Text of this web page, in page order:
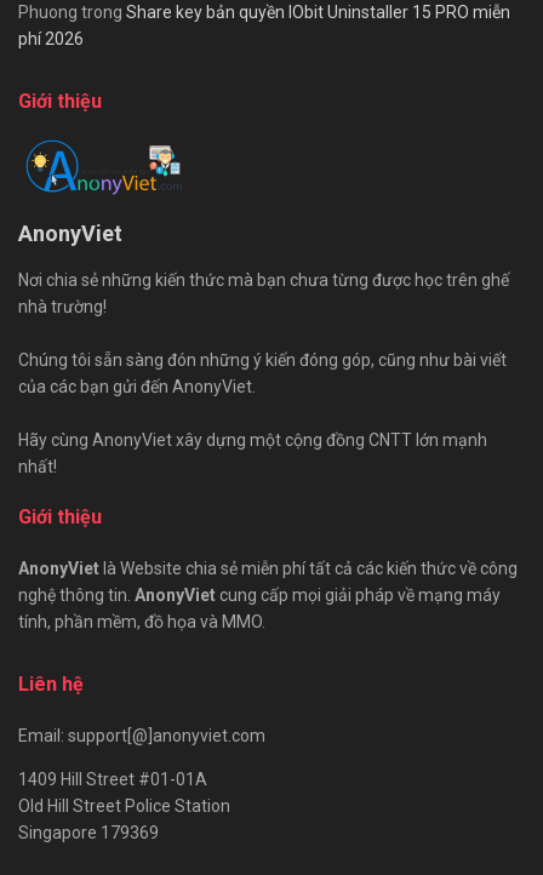
Phuong trong Share key bản quyền IObit Uninstaller 15 PRO miễn
phí 2026
Giới thiệu
AnonyViet
Nơi chia sẻ những kiến thức mà bạn chưa từng được học trên ghế
nhà trường!
Chúng tôi sẵn sàng đón những ý kiến đóng góp, cũng như bài viết
của các bạn gửi đến AnonyViet.
Hãy cùng AnonyViet xây dựng một cộng đồng CNTT lớn mạnh
nhất!
Giới thiệu
AnonyViet là Website chia sẻ miễn phí tất cả các kiến thức về công
nghệ thông tin. AnonyViet cung cấp mọi giải pháp về mạng máy
tính, phần mềm, đồ họa và MMO.
Liên hệ
Email: support[@]anonyviet.com
1409 Hill Street #01-01A
Old Hill Street Police Station
Singapore 179369